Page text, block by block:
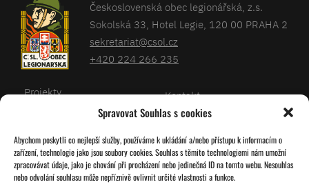
Spravovat Souhlas s cookies
Abychom poskytli co nejlepší služby, používáme k ukládání a/nebo přístupu k informacím o
zařízení, technologie jako jsou soubory cookies. Souhlas s těmito technologiemi nám umožní
zpracovávat údaje, jako je chování při procházení nebo jedinečná ID na tomto webu. Nesouhlas
nebo odvolání souhlasu může nepříznivě ovlivnit určité vlastnosti a funkce.
Československá obec legionářská, z.s.
Sokolská 33, Hotel Legie, 120 00 PRAHA 2
sekretariat@csol.cz
+420 224 266 235
Projekty
Kalendář
O nás
Kontakt
Databáze legionářů
Pro členy
Zásady cookies